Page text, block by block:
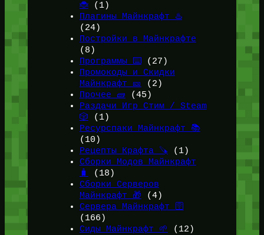
🐞(1)
Плагины Майнкрафт ♨️
(24)
Постройки в Майнкрафте
(8)
Программы ⌨️(27)
Промокоды и Скидки
Майнкрафт 🎫
(2)
Прочее 🧱 (45)
Раздачи Игр Стим / Steam
🎲 (1)
Ресурспаки Майнкрафт 📚
(10)
Рецепты Крафта 🪚 (1)
Сборки Модов Майнкрафт
🧳
(18)
Сборки Серверов
Майнкрафт 🎁 (4)
Сервера Майнкрафт 🛜
(166)
Сиды Майнкрафт 🌱
(12)